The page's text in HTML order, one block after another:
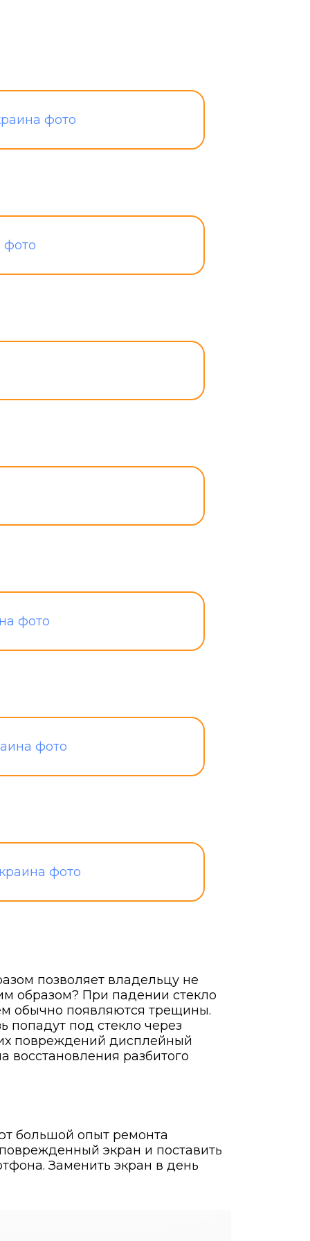
позволяет владельцу не
образом? При падении стекло
обычно появляются трещины.
попадут под стекло через
повреждений дисплейный
восстановления разбитого
большой опыт ремонта
экран и поставить
Заменить экран в день